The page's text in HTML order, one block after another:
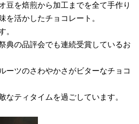
豆を焙煎から加工までを全て手作り
を活かしたチョコレート。
。
典の品評会でも連続受賞しているお
ーツのさわやかさがビターなチョコ
なティタイムを過ごしています。